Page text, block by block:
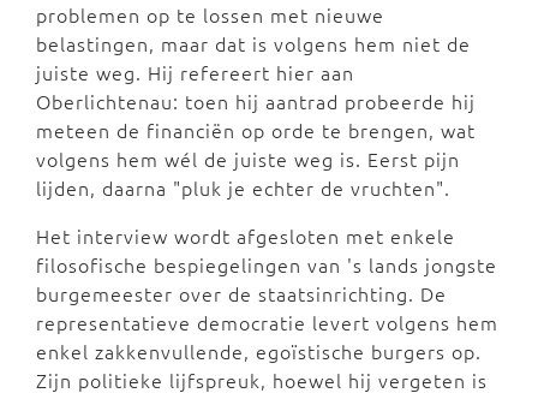
problemen op te lossen met nieuwe
belastingen, maar dat is volgens hem niet de
juiste weg. Hij refereert hier aan
Oberlichtenau: toen hij aantrad probeerde hij
meteen de financiën op orde te brengen, wat
volgens hem wél de juiste weg is. Eerst pijn
lijden, daarna "pluk je echter de vruchten".
Het interview wordt afgesloten met enkele
filosofische bespiegelingen van 's lands jongste
burgemeester over de staatsinrichting. De
representatieve democratie levert volgens hem
enkel zakkenvullende, egoïstische burgers op.
Zijn politieke lijfspreuk, hoewel hij vergeten is